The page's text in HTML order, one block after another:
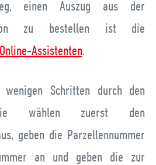
einen Auszug aus der
zu bestellen ist die
Online-Assistenten.
Schritten durch den
Sie wählen zuerst den
geben die Parzellennummer
an und geben die zur